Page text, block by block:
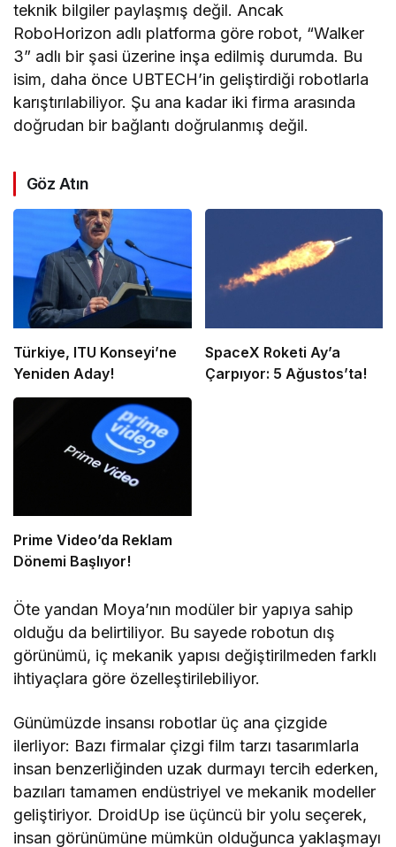
teknik bilgiler paylaşmış değil. Ancak
RoboHorizon adlı platforma göre robot, “Walker
3” adlı bir şasi üzerine inşa edilmiş durumda. Bu
isim, daha önce UBTECH’in geliştirdiği robotlarla
karıştırılabiliyor. Şu ana kadar iki firma arasında
doğrudan bir bağlantı doğrulanmış değil.
Göz Atın
Türkiye, ITU Konseyi’ne
Yeniden Aday!
SpaceX Roketi Ay’a
Çarpıyor: 5 Ağustos’ta!
Prime Video’da Reklam
Dönemi Başlıyor!
Öte yandan Moya’nın modüler bir yapıya sahip
olduğu da belirtiliyor. Bu sayede robotun dış
görünümü, iç mekanik yapısı değiştirilmeden farklı
ihtiyaçlara göre özelleştirilebiliyor.
Günümüzde insansı robotlar üç ana çizgide
ilerliyor: Bazı firmalar çizgi film tarzı tasarımlarla
insan benzerliğinden uzak durmayı tercih ederken,
bazıları tamamen endüstriyel ve mekanik modeller
geliştiriyor. DroidUp ise üçüncü bir yolu seçerek,
insan görünümüne mümkün olduğunca yaklaşmayı